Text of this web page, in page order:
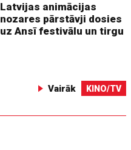
Latvijas animācijas
nozares pārstāvji dosies
uz Ansī festivālu un tirgu
Vairāk KINO/TV